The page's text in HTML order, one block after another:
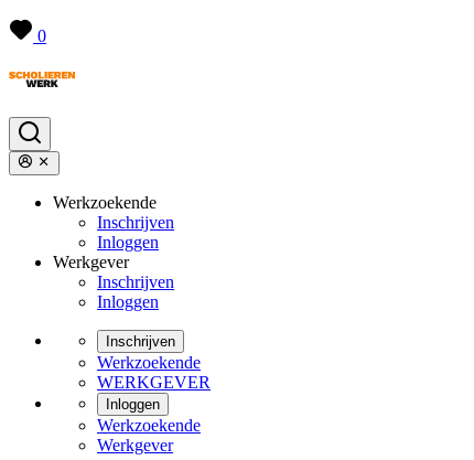
0
Werkzoekende
Inschrijven
Inloggen
Werkgever
Inschrijven
Inloggen
Inschrijven
Werkzoekende
WERKGEVER
Inloggen
Werkzoekende
Werkgever